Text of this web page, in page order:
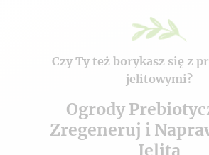
Czy Ty też borykasz się z
jelitowymi?
Ogrody
Zregeneruj i
Jelita